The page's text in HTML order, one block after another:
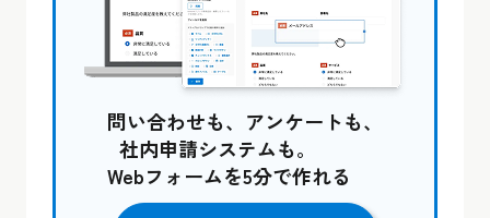
問い合わせも、アンケートも、
社内申請システムも。
Webフォームを5分で作れる